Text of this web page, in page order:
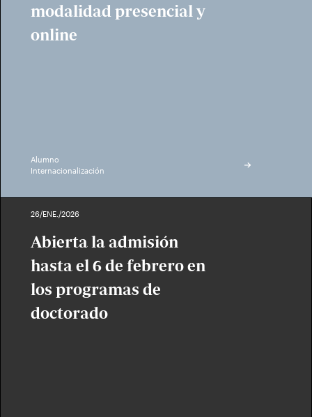
modalidad presencial y
online
Alumno
Internacionalización
26/ENE./2026
Abierta la admisión
hasta el 6 de febrero en
los programas de
doctorado